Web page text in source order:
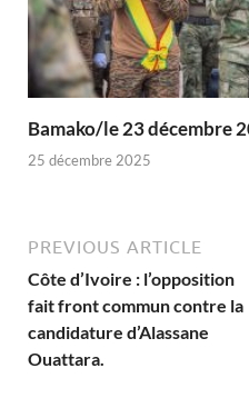
Bamako/le 23 décembre
25 décembre 2025
PREVIOUS ARTICLE
Côte d’Ivoire : l’opposition
fait front commun contre la
candidature d’Alassane
Ouattara.